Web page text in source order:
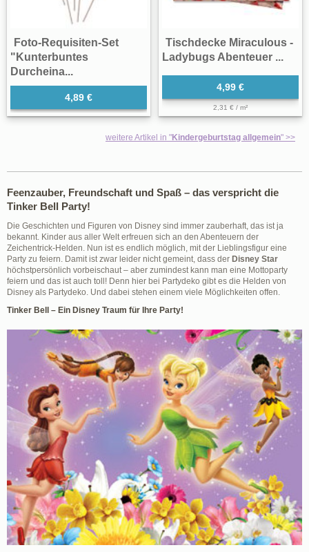
Foto-Requisiten-Set
"Kunterbuntes
Durcheina...
4,89 €
Tischdecke Miraculous -
Ladybugs Abenteuer ...
4,99 €
2,31 € / m²
weitere Artikel in "Kindergeburtstag allgemein" >>
Feenzauber, Freundschaft und Spaß – das verspricht die
Tinker Bell Party!
Die Geschichten und Figuren von Disney sind immer zauberhaft, das ist ja
bekannt. Kinder aus aller Welt erfreuen sich an den Abenteuern der
Zeichentrick-Helden. Nun ist es endlich möglich, mit der Lieblingsfigur eine
Party zu feiern. Damit ist zwar leider nicht gemeint, dass der Disney Star
höchstpersönlich vorbeischaut – aber zumindest kann man eine Mottoparty
feiern und das ist auch toll! Denn hier bei Partydeko gibt es die Helden von
Disney als Partydeko. Und dabei stehen einem viele Möglichkeiten offen.
Tinker Bell – Ein Disney Traum für Ihre Party!